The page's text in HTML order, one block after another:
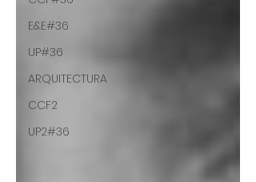
E&E#36
UP#36
ARQUITECTURA
CCF2
UP2#36